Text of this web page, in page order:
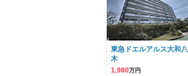
東急ドエルアルス大和八
木
1,980万円